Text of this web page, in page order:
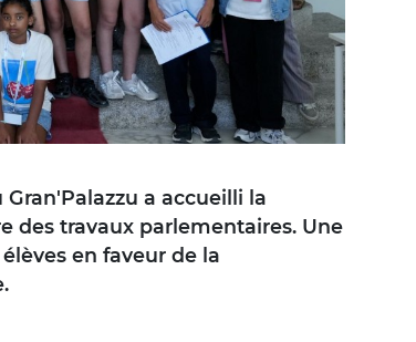
a accueilli la
des travaux parlementaires. Une
en faveur de la